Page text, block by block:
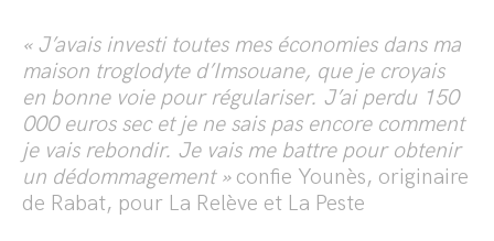
« J’avais investi toutes mes économies dans ma
maison troglodyte d’Imsouane, que je croyais
en bonne voie pour régulariser. J’ai perdu 150
000 euros sec et je ne sais pas encore comment
je vais rebondir. Je vais me battre pour obtenir
un dédommagement » confie Younès, originaire
de Rabat, pour La Relève et La Peste